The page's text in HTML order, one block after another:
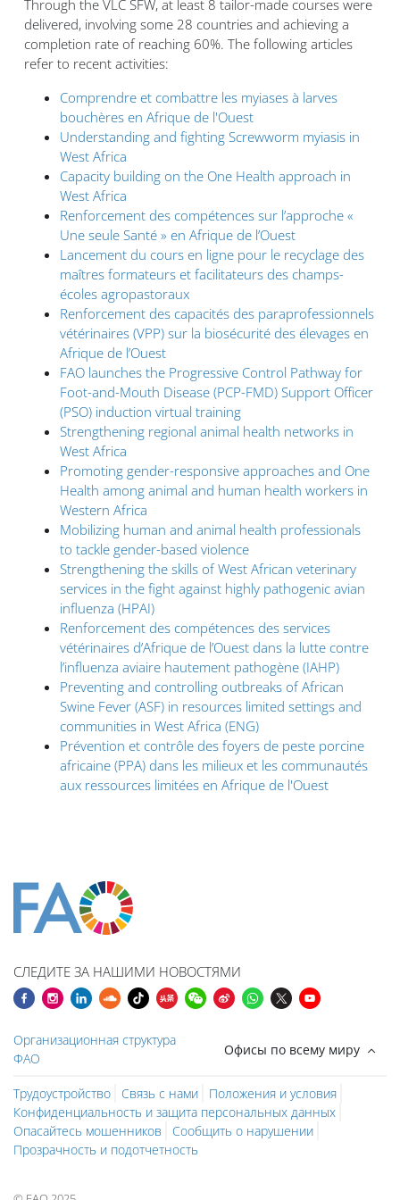
Through the VLC SFW, at least 8 tailor-made courses were
delivered, involving some 28 countries and achieving a
completion rate of reaching 60%. The following articles
refer to recent activities:
Comprendre et combattre les myiases à larves
bouchères en Afrique de l'Ouest
Understanding and fighting Screwworm myiasis in
West Africa
Capacity building on the One Health approach in
West Africa
Renforcement des compétences sur l’approche «
Une seule Santé » en Afrique de l’Ouest
Lancement du cours en ligne pour le recyclage des
maîtres formateurs et facilitateurs des champs-
écoles agropastoraux
Renforcement des capacités des paraprofessionnels
vétérinaires (VPP) sur la biosécurité des élevages en
Afrique de l’Ouest
FAO launches the Progressive Control Pathway for
Foot-and-Mouth Disease (PCP-FMD) Support Officer
(PSO) induction virtual training
Strengthening regional animal health networks in
West Africa
Promoting gender-responsive approaches and One
Health among animal and human health workers in
Western Africa
Mobilizing human and animal health professionals
to tackle gender-based violence
Strengthening the skills of West African veterinary
services in the fight against highly pathogenic avian
influenza (HPAI)
Renforcement des compétences des services
vétérinaires d’Afrique de l’Ouest dans la lutte contre
l’influenza aviaire hautement pathogène (IAHP)
Preventing and controlling outbreaks of African
Swine Fever (ASF) in resources limited settings and
communities in West Africa (ENG)
Prévention et contrôle des foyers de peste porcine
africaine (PPA) dans les milieux et les communautés
aux ressources limitées en Afrique de l'Ouest
СЛЕДИТЕ ЗА НАШИМИ НОВОСТЯМИ
Организационная структура
ФАО
Офисы по всему миру
Трудоустройство Связь с нами
Положения и условия
Конфиденциальность и защита персональных данных
Опасайтесь мошенников
Сообщить о нарушении
Прозрачность и подотчетность